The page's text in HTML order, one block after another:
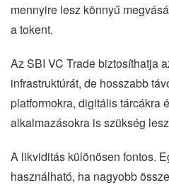
mennyire lesz könnyű
a tokent.
Az SBI VC Trade biztosíthatja
infrastruktúrát, de hosszabb
platformokra, digitális tárcákra
alkalmazásokra is szükség
A likviditás különösen fontos.
használható, ha nagyobb